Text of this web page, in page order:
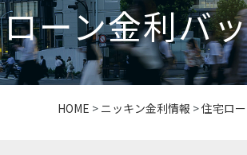
ーン金利バ
HOME > ニッキン金利情報 >住宅ロ